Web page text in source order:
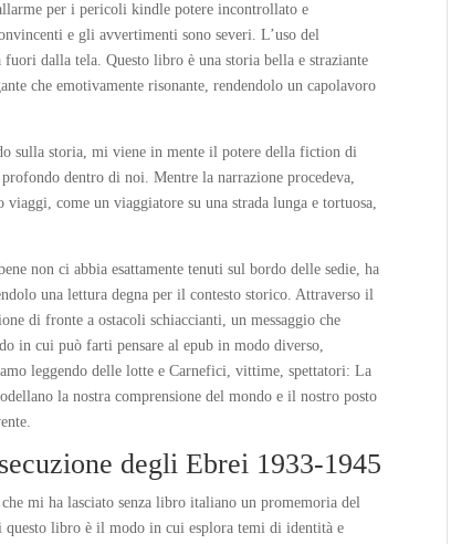
per i pericoli kindle potere incontrollato e
e gli avvertimenti sono severi. L’uso del
dalla tela. Questo libro è una storia bella e straziante
che emotivamente risonante, rendendolo un capolavoro
sulla storia, mi viene in mente il potere della fiction di
dentro di noi. Mentre la narrazione procedeva,
come un viaggiatore su una strada lunga e tortuosa,
non ci abbia esattamente tenuti sul bordo delle sedie, ha
una lettura degna per il contesto storico. Attraverso il
di fronte a ostacoli schiaccianti, un messaggio che
in cui può farti pensare al epub in modo diverso,
leggendo delle lotte e Carnefici, vittime, spettatori: La
la nostra comprensione del mondo e il nostro posto
degli Ebrei 1933-1945
mi ha lasciato senza libro italiano un promemoria del
libro è il modo in cui esplora temi di identità e